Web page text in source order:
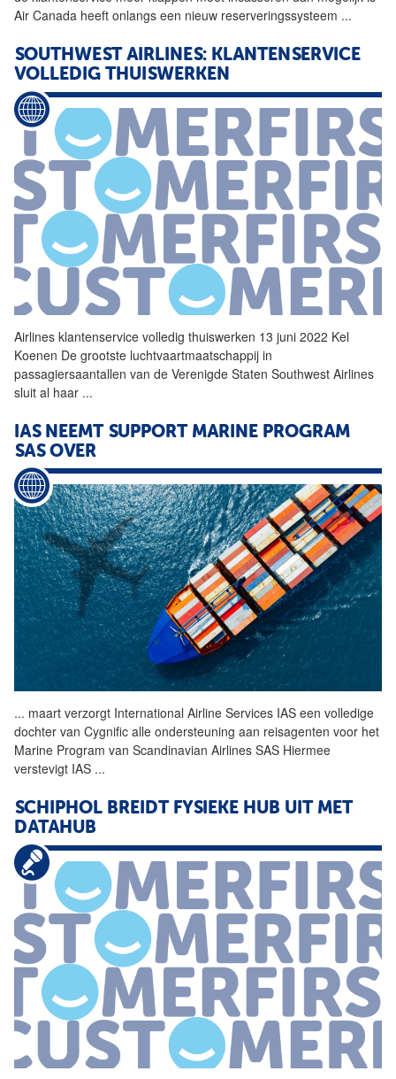
Air Canada heeft onlangs een nieuw reserveringssysteem ...
SOUTHWEST AIRLINES: KLANTENSERVICE
VOLLEDIG THUISWERKEN
Airlines klantenservice volledig thuiswerken 13 juni 2022 Kel
Koenen De grootste luchtvaartmaatschappij in
passagiersaantallen van de Verenigde Staten Southwest Airlines
sluit al haar ...
IAS NEEMT SUPPORT MARINE PROGRAM
SAS OVER
... maart verzorgt International Airline Services IAS een volledige
dochter van Cygnific alle ondersteuning aan reisagenten voor het
Marine Program van Scandinavian Airlines SAS Hiermee
verstevigt IAS ...
SCHIPHOL BREIDT FYSIEKE HUB UIT MET
DATAHUB